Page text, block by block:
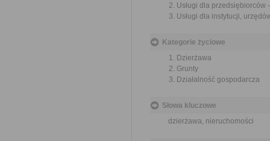
Usługi dla
Usługi dla instytucji,
Kategorie życiowe
Dzierżawa
Grunty
Działalność gospodarcza
Słowa kluczowe
dzierżawa, nieruchomości